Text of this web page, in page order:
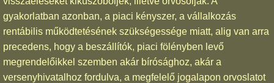
gyakorlatban azonban, a piaci kényszer, a vállalkozás
rentábilis működtetésének szükségessége miatt, alig van arra
precedens, hogy a beszállítók, piaci fölényben levő
megrendelőikkel szemben akár bírósághoz, akár a
versenyhivatalhoz fordulva, a megfelelő jogalapon orvoslatot